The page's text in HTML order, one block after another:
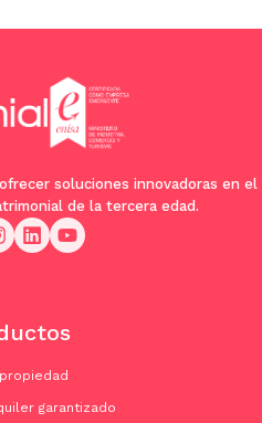
soluciones innovadoras en el
de la tercera edad.
garantizado